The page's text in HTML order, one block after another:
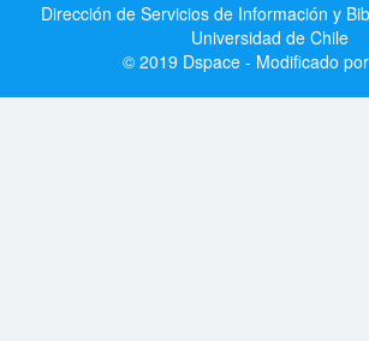
Dirección de Servicios de Información y
Universidad de Chile
© 2019 Dspace - Modificado